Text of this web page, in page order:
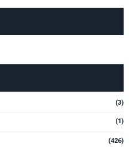
(3)
(1)
(426)